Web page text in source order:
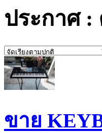
ประกาศ :
ขาย